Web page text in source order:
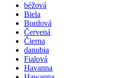
béžová
Biela
Bordová
Červená
Čierna
danubia
Fialová
Havanna